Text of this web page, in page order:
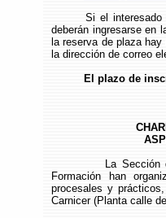
Si el
deberán ingresarse en
la reserva de plaza
la dirección de correo
El plazo de
La
Formación han
procesales y
Carnicer (Planta calle